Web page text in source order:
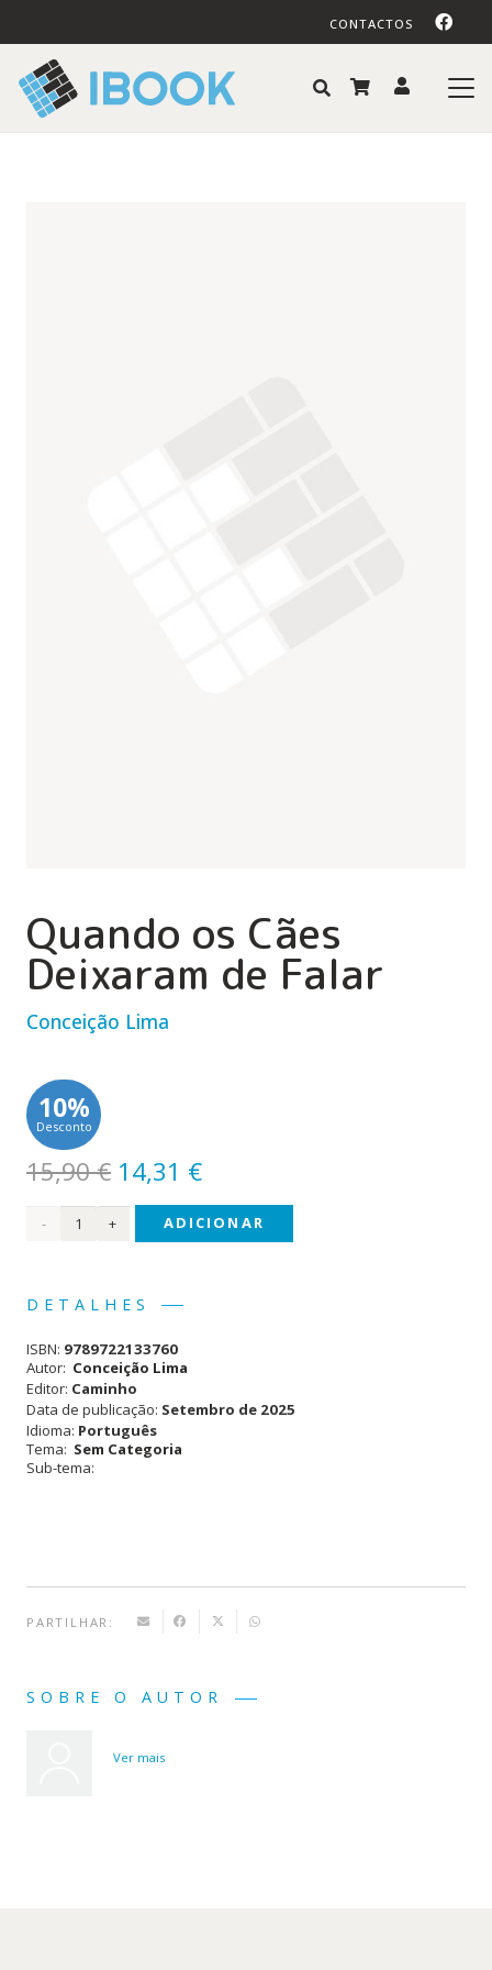
CONTACTOS
Quando os Cães
Deixaram de Falar
Conceição Lima
10%
Desconto
15,90€ O
preço
original
15,90 €.
14,31 €O
preço
atual
Quantidade
Cães
Deixaram
de
Falar
ADICIONAR
DETALHES
ISBN: 9789722133760
Autor: Conceição Lima
Editor: Caminho
Data de publicação: Setembro de 2025
Idioma: Português
Tema: Sem Categoria
Sub-tema:
PARTILHAR:
SOBRE O AUTOR
Ver mais